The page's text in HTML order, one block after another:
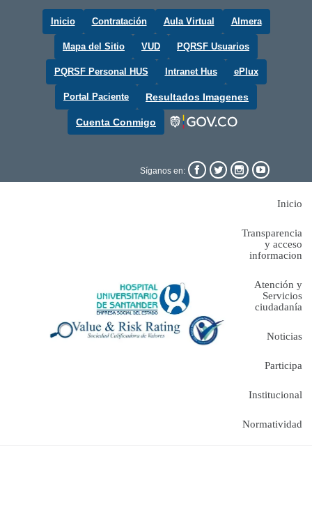
Inicio Contratación Aula Virtual Almera
Mapa del Sitio VUD PQRSF Usuarios
PQRSF Personal HUS Intranet Hus ePlux
Portal Paciente Resultados Imagenes
Cuenta Conmigo
Síganos en:    
Inicio
Transparencia
y acceso
informacion
Atención y
Servicios
ciudadanía
Noticias
Participa
Institucional
Normatividad